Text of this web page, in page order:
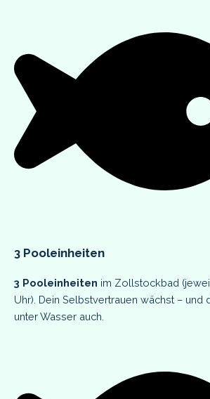
3 Pooleinheiten
3 Pooleinheiten im Zollstockbad
Uhr). Dein Selbstvertrauen wächst – und
unter Wasser auch.